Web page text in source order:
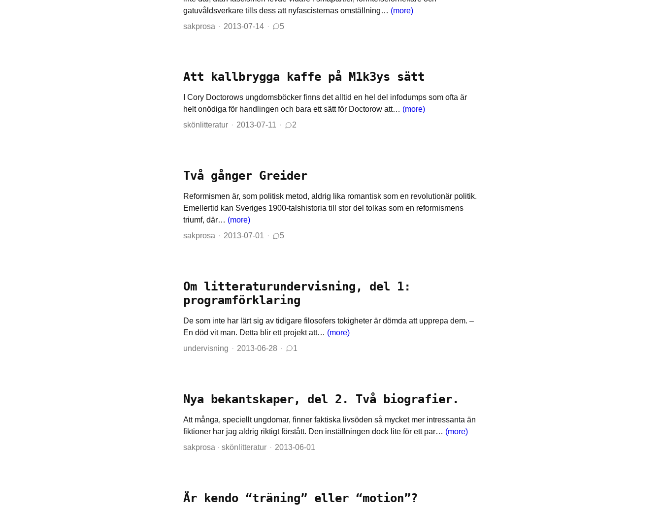
gatuvåldsverkare tills dess att nyfascisternas omställning… (more)
sakprosa
2013-07-14 5
Att kallbrygga kaffe på M1k3ys sätt
I Cory Doctorows ungdomsböcker finns det alltid en hel del infodumps som ofta är
helt onödiga för handlingen och bara ett sätt för Doctorow att… (more)
skönlitteratur
2013-07-11 2
Två gånger Greider
Reformismen är, som politisk metod, aldrig lika romantisk som en revolutionär politik.
Emellertid kan Sveriges 1900-talshistoria till stor del tolkas som en reformismens
triumf, där… (more)
sakprosa
2013-07-01 5
Om litteraturundervisning, del 1:
programförklaring
De som inte har lärt sig av tidigare filosofers tokigheter är dömda att upprepa dem. –
En död vit man. Detta blir ett projekt att… (more)
undervisning
2013-06-28 1
Nya bekantskaper, del 2. Två biografier.
Att många, speciellt ungdomar, finner faktiska livsöden så mycket mer intressanta än
fiktioner har jag aldrig riktigt förstått. Den inställningen dock lite för ett par… (more)
sakprosa · skönlitteratur 2013-06-01
Är kendo “träning” eller “motion”?